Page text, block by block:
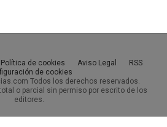
Política de cookies Aviso Legal
RSS
de cookies
Todos los derechos reservados.
o parcial sin permiso por escrito de los
editores.